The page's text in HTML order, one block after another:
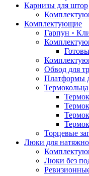
Карнизы для штор
Комплектующие
Гарпун ◦
Обвод для
Платформы
Торцевые
Люки для
Люки без